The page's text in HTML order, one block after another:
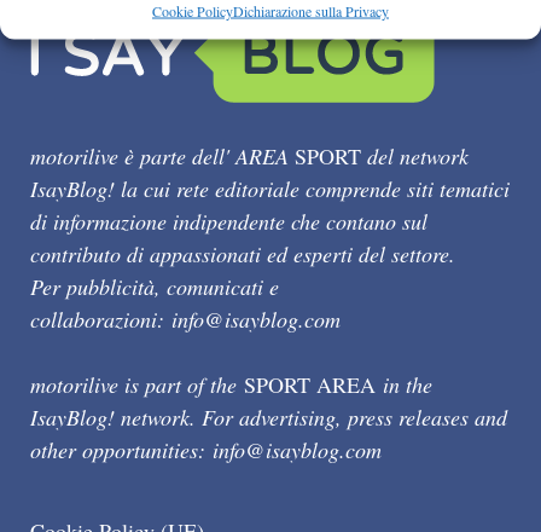
Cookie PolicyDichiarazione sulla Privacy
motorilive è parte dell' AREA SPORT del network
IsayBlog! la cui rete editoriale comprende siti tematici
di informazione indipendente che contano sul
contributo di appassionati ed esperti del settore.
Per pubblicità, comunicati e
collaborazioni: info@isayblog.com
motorilive is part of the SPORT AREA in the
IsayBlog! network. For advertising, press releases and
other opportunities: info@isayblog.com